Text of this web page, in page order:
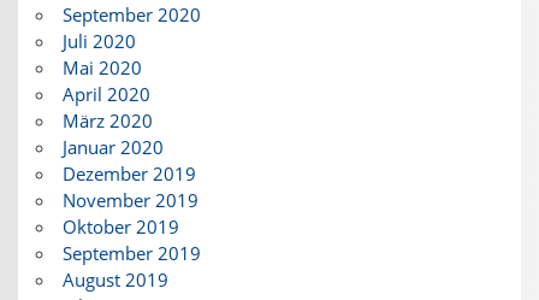
September 2020
Juli 2020
Mai 2020
April 2020
März 2020
Januar 2020
Dezember 2019
November 2019
Oktober 2019
September 2019
August 2019